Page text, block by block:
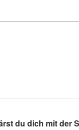
du dich mit